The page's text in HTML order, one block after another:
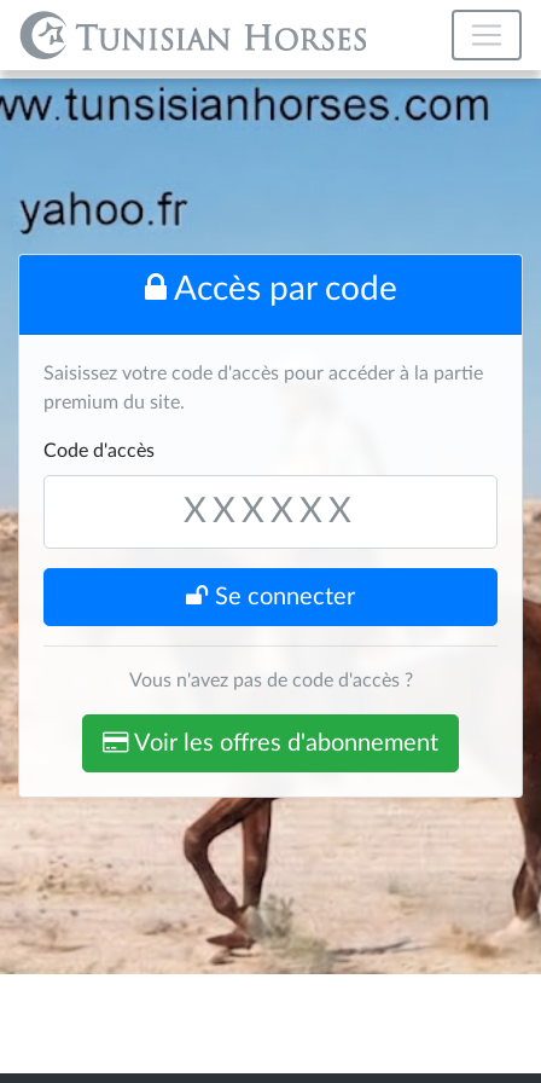
Accès par code
Saisissez votre code d'accès pour accéder à la partie
premium du site.
Code d'accès
Se connecter
Vous n'avez pas de code d'accès ?
Voir les offres d'abonnement